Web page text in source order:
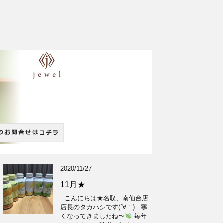
2020/11/27
11月★
こんにちは★名取、南仙台店
店長のタカハシです(´∀｀) 寒
くなってきましたね〜
毎年